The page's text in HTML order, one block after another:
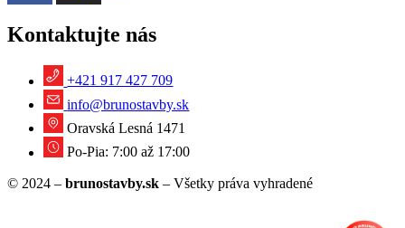
Kontaktujte nás
+421 917 427 709
info@brunostavby.sk
Oravská Lesná 1471
Po-Pia: 7:00 až 17:00
© 2024 – brunostavby.sk – Všetky práva vyhradené